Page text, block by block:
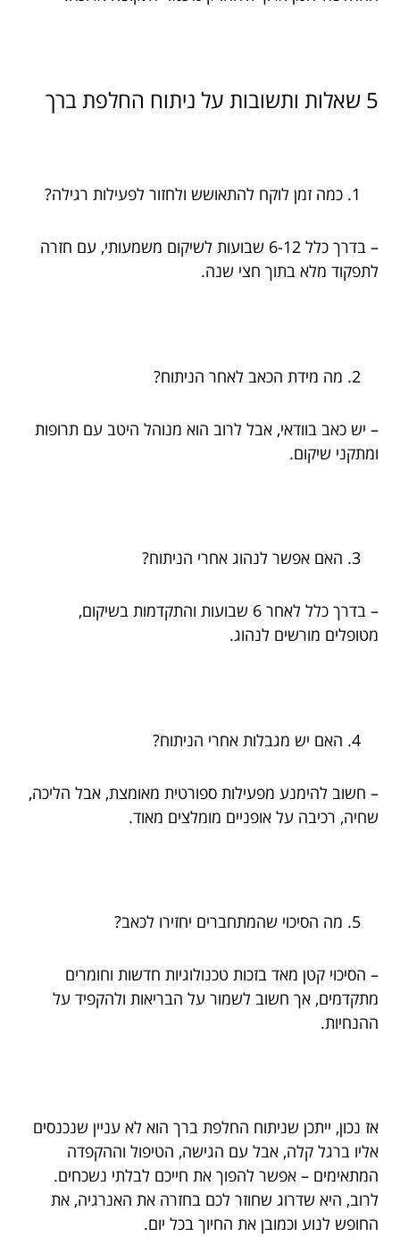
5 שאלות ותשובות על ניתוח החלפת ברך
כמה זמן לוקח להתאושש ולחזור לפעילות רגילה?
– בדרך כלל 6-12 שבועות לשיקום משמעותי, עם חזרה
לתפקוד מלא בתוך חצי שנה.
מה מידת הכאב לאחר הניתוח?
– יש כאב בוודאי, אבל לרוב הוא מנוהל היטב עם תרופות
ומתקני שיקום.
האם אפשר לנהוג אחרי הניתוח?
– בדרך כלל לאחר 6 שבועות והתקדמות בשיקום,
מטופלים מורשים לנהוג.
האם יש מגבלות אחרי הניתוח?
– חשוב להימנע מפעילות ספורטית מאומצת, אבל הליכה,
שחיה, רכיבה על אופניים מומלצים מאוד.
מה הסיכוי שהמתחברים יחזירו לכאב?
– הסיכוי קטן מאד בזכות טכנולוגיות חדשות וחומרים
מתקדמים, אך חשוב לשמור על הבריאות ולהקפיד על
ההנחיות.
אז נכון, ייתכן שניתוח החלפת ברך הוא לא עניין שנכנסים
אליו ברגל קלה, אבל עם הגישה, הטיפול וההקפדה
המתאימים – אפשר להפוך את חייכם לבלתי נשכחים.
לרוב, היא שדרוג שחוזר לכם בחזרה את האנרגיה, את
החופש לנוע וכמובן את החיוך בכל יום.